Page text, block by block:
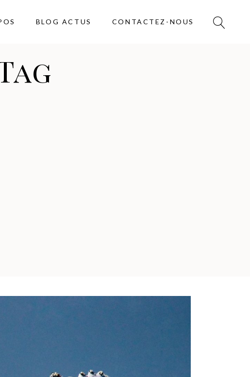
BLOG ACTUS CONTACTEZ-NOUS